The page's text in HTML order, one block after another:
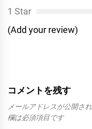
1 Star
(Add your review)
コメントを残す
メールアドレスが公開さ
欄は必須項目です